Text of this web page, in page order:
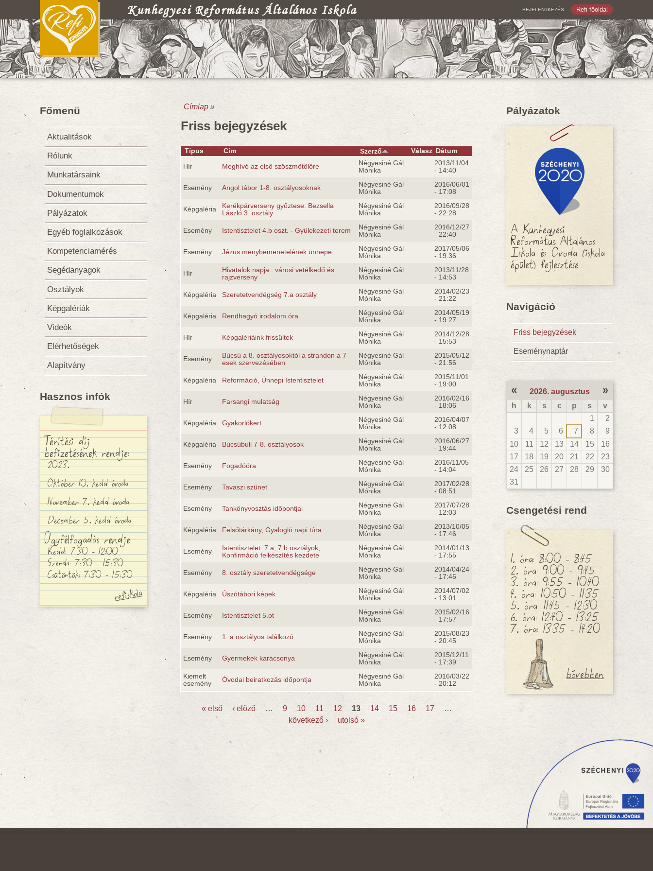
Kunhegyesi Református Általános Iskola Refi főoldal
BEJELENTKEZÉS
Jelenlegi hely
Címlap »
Friss bejegyzések
Típus Cím Szerző Válasz Dátum
Hír
Meghívó az első szöszmötölőre
Négyesiné Gál
Mónika
2013/11/04
- 14:40
Esemény Angol tábor 1-8. osztályosoknak
Négyesiné Gál
Mónika
2016/06/01
- 17:08
Képgaléria
Kerékpárverseny győztese: Bezsella
László 3. osztály
Négyesiné Gál
Mónika
2016/09/28
- 22:28
Esemény Istentisztelet 4.b oszt. - Gyülekezeti terem
Négyesiné Gál
Mónika
2016/12/27
- 22:40
Esemény Jézus menybemenetelének ünnepe
Négyesiné Gál
Mónika
2017/05/06
- 19:36
Hír
Hivatalok napja : városi vetélkedő és
rajzverseny
Négyesiné Gál
Mónika
2013/11/28
- 14:53
Képgaléria Szeretetvendégség 7.a osztály
Négyesiné Gál
Mónika
2014/02/23
- 21:22
Képgaléria Rendhagyó irodalom óra
Négyesiné Gál
Mónika
2014/05/19
- 19:27
Hír Képgalériáink frissültek
Négyesiné Gál
Mónika
2014/12/28
- 15:53
Esemény
Búcsú a 8. osztályosoktól a strandon a 7-
esek szervezésében
Négyesiné Gál
Mónika
2015/05/12
- 21:56
Képgaléria Reformáció, Ünnepi Istentisztelet
Négyesiné Gál
Mónika
2015/11/01
- 19:00
Hír Farsangi mulatság
Négyesiné Gál
Mónika
2016/02/16
- 18:06
Képgaléria Gyakorlókert
Négyesiné Gál
Mónika
2016/04/07
- 12:08
Képgaléria Búcsúbuli 7-8. osztályosok
Négyesiné Gál
Mónika
2016/06/27
- 19:44
Esemény Fogadóóra
Négyesiné Gál
Mónika
2016/11/05
- 14:04
Esemény Tavaszi szünet
Négyesiné Gál
Mónika
2017/02/28
- 08:51
Esemény Tankönyvosztás időpontjai
Négyesiné Gál
Mónika
2017/07/28
- 12:03
Képgaléria Felsőtárkány, Gyalogló napi túra
Négyesiné Gál
Mónika
2013/10/05
- 17:46
Esemény
Istentisztelet: 7.a, 7.b osztályok,
Konfirmáció felkészítés kezdete
Négyesiné Gál
Mónika
2014/01/13
- 17:55
Esemény 8. osztály szeretetvendégsége
Négyesiné Gál
Mónika
2014/04/24
- 17:46
Képgaléria Úszótábori képek
Négyesiné Gál
Mónika
2014/07/02
- 13:01
Esemény Istentisztelet 5.ot
Négyesiné Gál
Mónika
2015/02/16
- 17:57
Esemény 1. a osztályos találkozó
Négyesiné Gál
Mónika
2015/08/23
- 20:45
Esemény Gyermekek karácsonya
Négyesiné Gál
Mónika
2015/12/11
- 17:39
Kiemelt
esemény
Óvodai beiratkozás időpontja
Négyesiné Gál
Mónika
2016/03/22
- 20:12
Oldalak
« első ‹ előző … 9 10 11 12 13 14 15 16 17
…
következő ›
utolsó »
Főmenü
Aktualitások
Rólunk
Munkatársaink
Dokumentumok
Pályázatok
Egyéb foglalkozások
Kompetenciamérés
Segédanyagok
Osztályok
Képgalériák
Videók
Elérhetőségek
Alapítvány
Hasznos infók
Térítési díj
befizetésének rendje:
2023.
Október 10. kedd óvoda
November 7. kedd óvoda
December 5. kedd óvoda
Ügyfélfogadás rendje:
Kedd: 7:30 - 12:00
Szerda: 7:30 - 15:30
Csütörtök: 7:30 - 15:30
Pályázatok
A Kunhegyesi
Református Általános
Iskola és Óvoda (iskola
épület) fejlesztése
Navigáció
Friss bejegyzések
Eseménynaptár
2026. augusztus
« »
h k s c p s
v
1
2
3
4 5 6 7 8
9
10
11 12 13 14 15
16
17
18 19 20 21 22
23
24
25 26 27 28 29
30
31
Csengetési rend
1. óra: 8:00 - 8:45
2. óra: 9:00 - 9:45
3. óra: 9:55 - 10:40
4. óra: 10:50 - 11:35
5. óra: 11:45 - 12:30
6. óra: 12:40 - 13:25
7. óra: 13:35 - 14:20
bővebben